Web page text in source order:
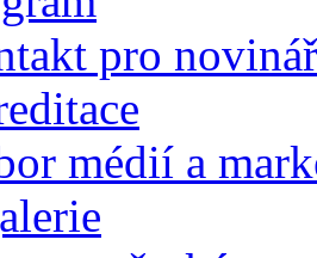
pro
médií a